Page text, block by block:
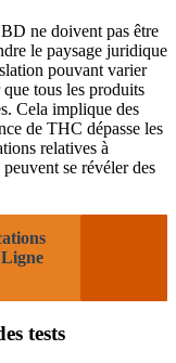
ne doivent pas être
le paysage juridique
pouvant varier
que tous les produits
Cela implique des
de THC dépasse les
relatives à
se révéler des
tests